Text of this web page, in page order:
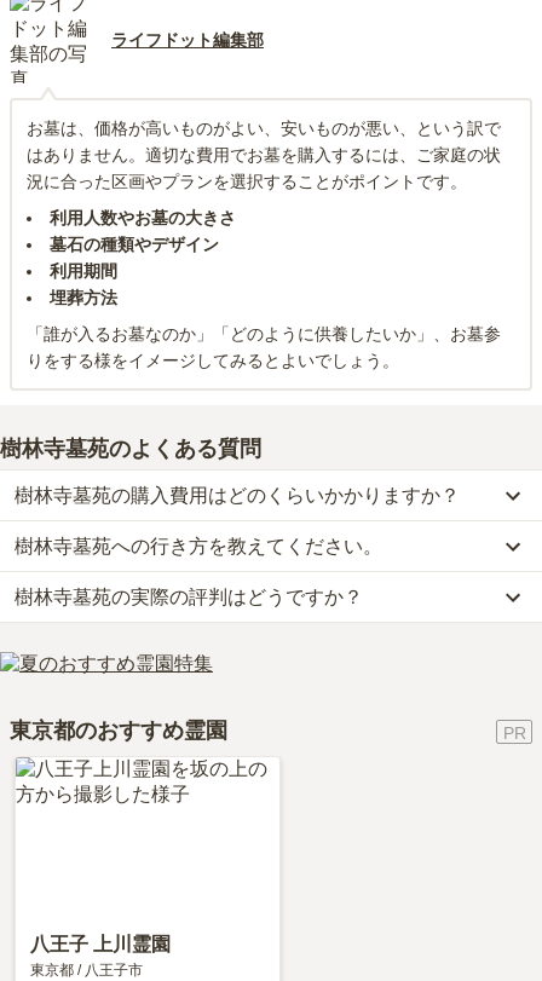
ライフドット編集部
お墓は、価格が高いものがよい、安いものが悪い、という訳で
はありません。適切な費用でお墓を購入するには、ご家庭の状
況に合った区画やプランを選択することがポイントです。
利用人数やお墓の大きさ
墓石の種類やデザイン
利用期間
埋葬方法
「誰が入るお墓なのか」「どのように供養したいか」、お墓参
りをする様をイメージしてみるとよいでしょう。
樹林寺墓苑のよくある質問
樹林寺墓苑の購入費用はどのくらいかかりますか？
樹林寺墓苑では、一般墓が約100万円(墓石代別)からお求めいただ
けます。
なお、樹林寺墓苑がある東京都の相場は、一般墓が約173万円（墓
石代別途）です。
お墓は、価格が高いものがよい、安いものが悪い、という訳ではあ
樹林寺墓苑への行き方を教えてください。
公共交通機関の場合、東急池上線「御嶽山駅」から徒歩約18分・東
急バス・東急トランセ「道々橋バス停」下車徒歩1分です。
車の場合、中央自動車道「調布インター」から車で約13分です。
詳しいルートや地図は、本ページの「地図・交通アクセス」欄をご
樹林寺墓苑の実際の評判はどうですか？
樹林寺墓苑の口コミはまだ投稿されておりません。
口コミはあくまで一つの目安です。資料請求や現地見学を通して、
東京都のおすすめ霊園
八王子 上川霊園
東京都 / 八王子市